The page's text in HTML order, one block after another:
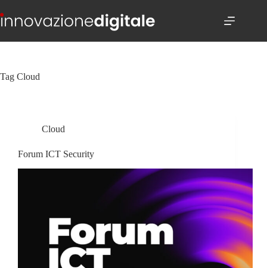
al
contenuto
Tag Cloud
Cloud
Forum ICT Security​